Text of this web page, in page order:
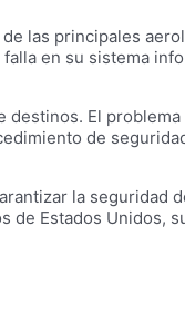
de las principales
en su sistema
El
de
la seguridad
de Estados Unidos,